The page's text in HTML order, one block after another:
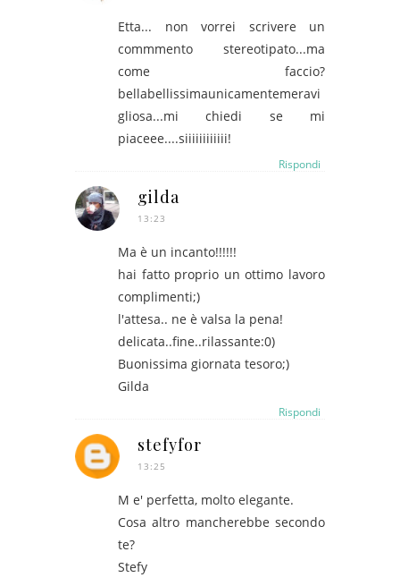
Etta... non vorrei scrivere un
commmento stereotipato...ma
come faccio?
bellabellissimaunicamentemeravi
gliosa...mi chiedi se mi
piaceee....siiiiiiiiiiii!
Rispondi
gilda
13:23
Ma è un incanto!!!!!!
hai fatto proprio un ottimo lavoro
complimenti;)
l'attesa.. ne è valsa la pena!
delicata..fine..rilassante:0)
Buonissima giornata tesoro;)
Gilda
Rispondi
stefyfor
13:25
M e' perfetta, molto elegante.
Cosa altro mancherebbe secondo
te?
Stefy